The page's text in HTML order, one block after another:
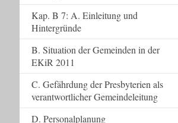
Kap. B 7: A. Einleitung und
Hintergründe
B. Situation der Gemeinden in der
EKiR 2011
C. Gefährdung der Presbyterien als
verantwortlicher Gemeindeleitung
D. Personalplanung